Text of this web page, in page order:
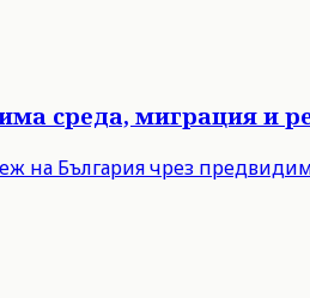
среда, миграция и
на България чрез